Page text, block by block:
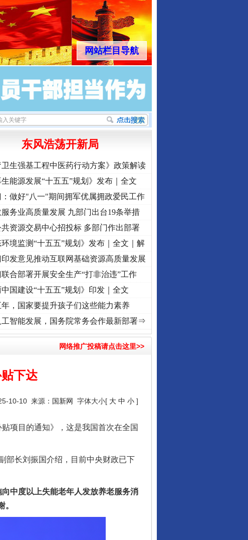
网站栏目导航
进复兴征程丨红船起航处 潮起..·[视频]一首歌的时间，读懂乐至的“诗与远方”
东风浩荡开新局
卫生强基工程中医药行动方案》政策解读
生能源发展“十五五”规划》发布｜全文
：做好"八一"期间拥军优属拥政爱民工作
务业高质量发展 九部门出台19条举措
资源交易中心招投标 多部门作出部署
环境监测“十五五”规划》发布｜全文｜解
印发意见推动互联网基础资源高质量发展
合部署开展安全生产“打非治违”工作
中国建设“十五五”规划》印发｜全文
年，国家要提升孩子们这些能力素养
工智能发展，国务院常务会作最新部署⇒
网络推广投稿请点击这里>>
下达
10-10 来源： 国新网 字体大小[ 大 中 小 ]
项目的通知》，这是我国首次在全国
部长刘振国介绍，目前中央财政已下
中度以上失能老年人发放养老服务消